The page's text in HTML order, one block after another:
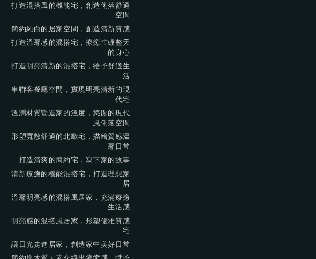
打造混搭風的機能宅，創造俐落舒適
空間
簡約純白的居家空間，創造清新質感
打造溫馨感的混搭宅，療癒忙碌整天
的身心
打造明亮清新的混搭宅，給予舒適生
活
串聯客餐廳空間，實現明亮清新的現
代宅
溫潤材質營造家的溫度，悠閒的現代
風俐落空間
形塑寬敞舒適的北歐宅，描繪質感溫
馨日常
打造清爽的簡約宅，寫下家的故事
清新療癒的機能混搭宅，打造理想家
居
溫馨明亮感的混搭風居家，充滿療癒
生活感
明亮感的混搭風居家，形塑優雅質感
宅
讓日光走進居家，創造家中美好日常